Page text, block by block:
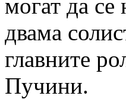
могат да се
двама
главните
Пучини.